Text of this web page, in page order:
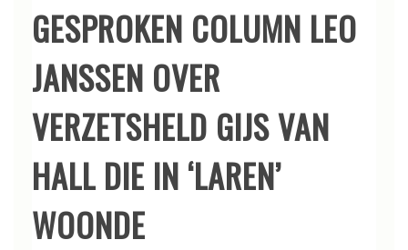
GESPROKEN COLUMN LEO
JANSSEN OVER
VERZETSHELD GIJS VAN
HALL DIE IN ‘LAREN’
WOONDE